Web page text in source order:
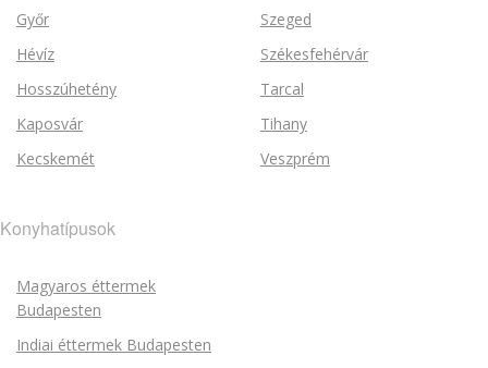
Győr
Hévíz
Hosszúhetény
Kaposvár
Kecskemét
Szeged
Székesfehérvár
Tarcal
Tihany
Veszprém
Konyhatípusok
Magyaros éttermek
Budapesten
Indiai éttermek Budapesten